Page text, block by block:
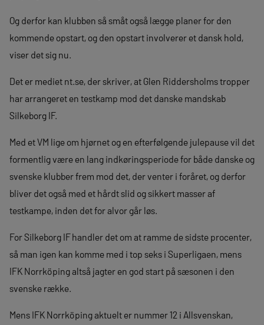
Og derfor kan klubben så småt også lægge planer for den
kommende opstart, og den opstart involverer et dansk hold,
viser det sig nu.
Det er mediet nt.se, der skriver, at Glen Riddersholms tropper
har arrangeret en testkamp mod det danske mandskab
Silkeborg IF.
Med et VM lige om hjørnet og en efterfølgende julepause vil det
formentlig være en lang indkøringsperiode for både danske og
svenske klubber frem mod det, der venter i foråret, og derfor
bliver det også med et hårdt slid og sikkert masser af
testkampe, inden det for alvor går løs.
For Silkeborg IF handler det om at ramme de sidste procenter,
så man igen kan komme med i top seks i Superligaen, mens
IFK Norrköping altså jagter en god start på sæsonen i den
svenske række.
Mens IFK Norrköping aktuelt er nummer 12 i Allsvenskan,